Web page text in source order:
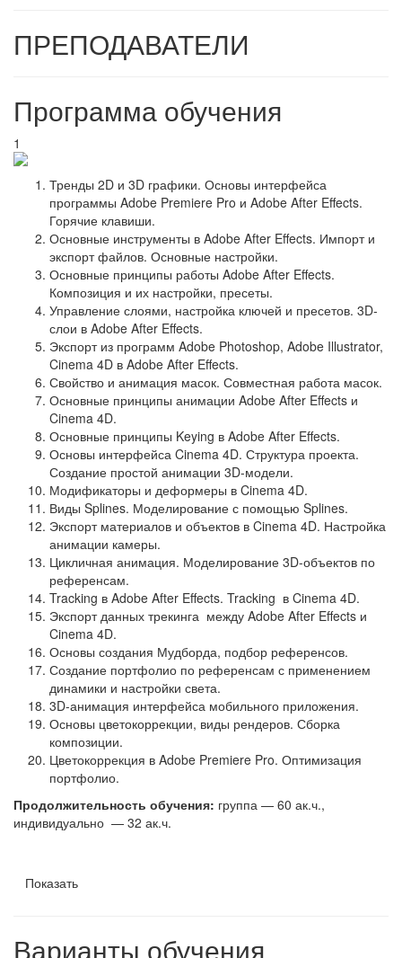
ПРЕПОДАВАТЕЛИ
Программа обучения
1
Тренды 2D и 3D графики. Основы интерфейса
программы Adobe Premiere Pro и Adobe After Effects.
Горячие клавиши.
Основные инструменты в Adobe After Effects. Импорт и
экспорт файлов. Основные настройки.
Основные принципы работы Adobe After Effects.
Композиция и их настройки, пресеты.
Управление слоями, настройка ключей и пресетов. 3D-
слои в Adobe After Effects.
Экспорт из программ Adobe Photoshop, Adobe Illustrator,
Cinema 4D в Adobe After Effects.
Свойство и анимация масок. Совместная работа масок.
Основные принципы анимации Adobe After Effects и
Cinema 4D.
Основные принципы Keying в Adobe After Effects.
Основы интерфейса Cinema 4D. Структура проекта.
Создание простой анимации 3D-модели.
Модификаторы и деформеры в Cinema 4D.
Виды Splines. Моделирование с помощью Splines.
Экспорт материалов и объектов в Cinema 4D. Настройка
анимации камеры.
Цикличная анимация. Моделирование 3D-объектов по
референсам.
Tracking в Adobe After Effects. Tracking в Cinema 4D.
Экспорт данных трекинга между Adobe After Effects и
Cinema 4D.
Основы создания Мудборда, подбор референсов.
Создание портфолио по референсам с применением
динамики и настройки света.
3D-анимация интерфейса мобильного приложения.
Основы цветокоррекции, виды рендеров. Сборка
композиции.
Цветокоррекция в Adobe Premiere Pro. Оптимизация
портфолио.
Продолжительность обучения: группа — 60 ак.ч.,
индивидуально — 32 ак.ч.
Показать
Варианты обучения